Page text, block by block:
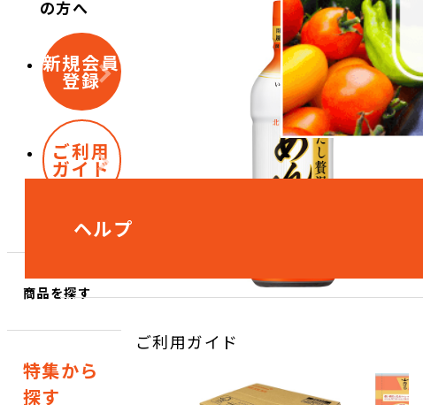
ヘルプ
ご利用ガイド
の方へ
新規会員
登録
ご利用
ガイド
商品を探す
特集から
探す